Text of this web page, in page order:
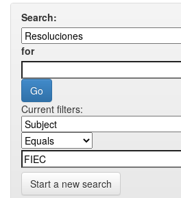
Search:
for
Current filters:
Start a new search